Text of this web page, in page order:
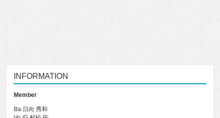
INFORMATION
Member
Ba.日向 秀和